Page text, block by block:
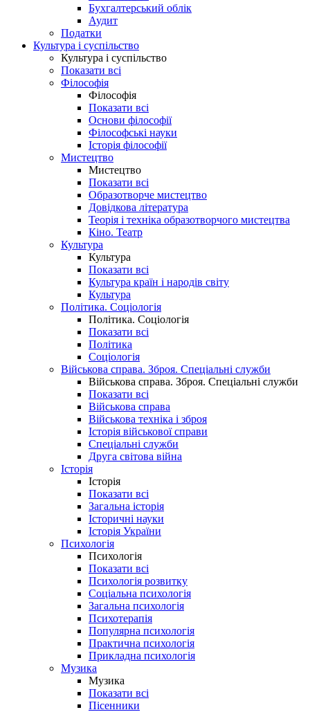
Бухгалтерський облік
Аудит
Податки
Культура і суспільство
Культура і суспільство
Показати всі
Філософія
Філософія
Показати всі
Основи філософії
Філософські науки
Історія філософії
Мистецтво
Мистецтво
Показати всі
Образотворче мистецтво
Довідкова література
Теорія і техніка образотворчого мистецтва
Кіно. Театр
Культура
Культура
Показати всі
Культура країн і народів світу
Культура
Політика. Соціологія
Політика. Соціологія
Показати всі
Політика
Соціологія
Військова справа. Зброя. Спеціальні служби
Військова справа. Зброя. Спеціальні служби
Показати всі
Військова справа
Військова техніка і зброя
Історія військової справи
Спеціальні служби
Друга світова війна
Історія
Історія
Показати всі
Загальна історія
Історичні науки
Історія України
Психологія
Психологія
Показати всі
Психологія розвитку
Соціальна психологія
Загальна психологія
Психотерапія
Популярна психологія
Практична психологія
Прикладна психологія
Музика
Музика
Показати всі
Пісенники